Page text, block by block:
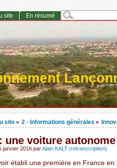
site > 2 - Informations générales >
une voiture
janvier 2016 parAlain KALT (retranscription)
établi une première en France
site En résumé